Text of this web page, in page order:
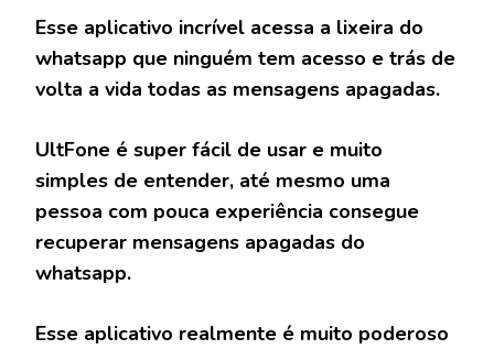
Esse aplicativo incrível acessa a lixeira do
whatsapp que ninguém tem acesso e trás de
volta a vida todas as mensagens apagadas.
UltFone é super fácil de usar e muito
simples de entender, até mesmo uma
pessoa com pouca experiência consegue
recuperar mensagens apagadas do
whatsapp.
Esse aplicativo realmente é muito poderoso